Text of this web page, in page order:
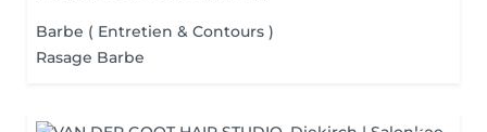
Barbe ( Entretien & Contours )
Rasage Barbe